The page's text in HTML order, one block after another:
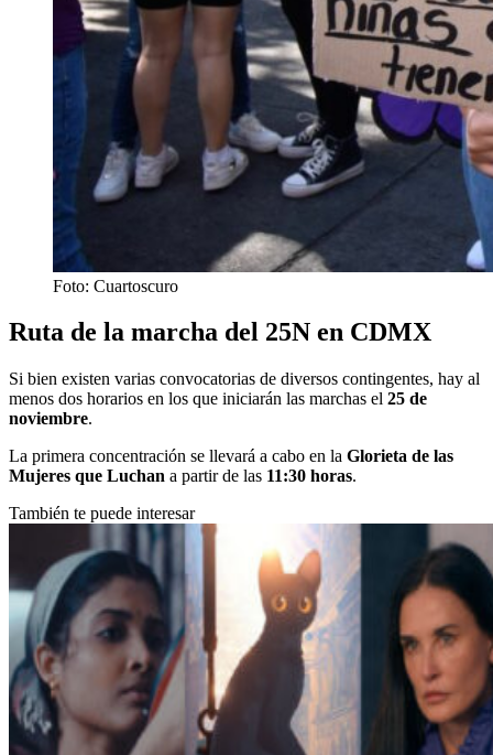
Foto: Cuartoscuro
Ruta de la marcha del 25N en CDMX
Si bien existen varias convocatorias de diversos contingentes, hay al
menos dos horarios en los que iniciarán las marchas el 25 de
noviembre.
La primera concentración se llevará a cabo en la Glorieta de las
Mujeres que Luchan a partir de las 11:30 horas.
También te puede interesar